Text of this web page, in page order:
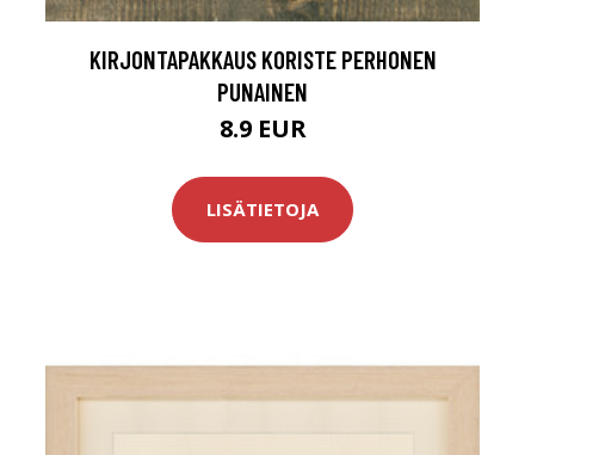
KIRJONTAPAKKAUS KORISTE PERHONEN
PUNAINEN
8.9 EUR
LISÄTIETOJA